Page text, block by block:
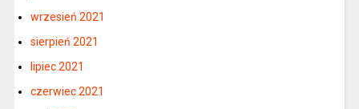
wrzesień 2021
sierpień 2021
lipiec 2021
czerwiec 2021